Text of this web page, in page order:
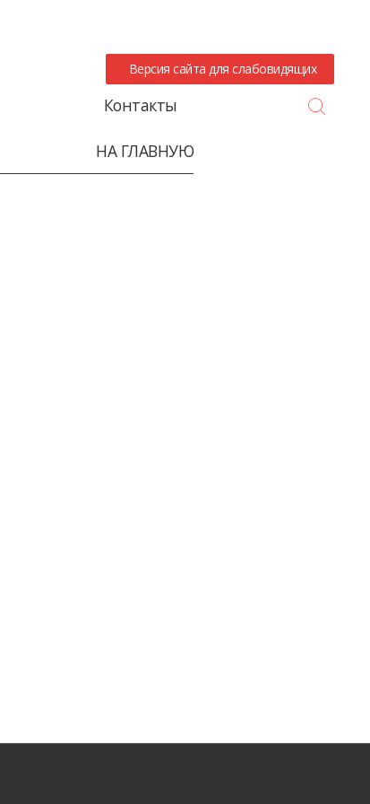
Версия сайта для слабовидящих
Контакты
НА ГЛАВНУЮ